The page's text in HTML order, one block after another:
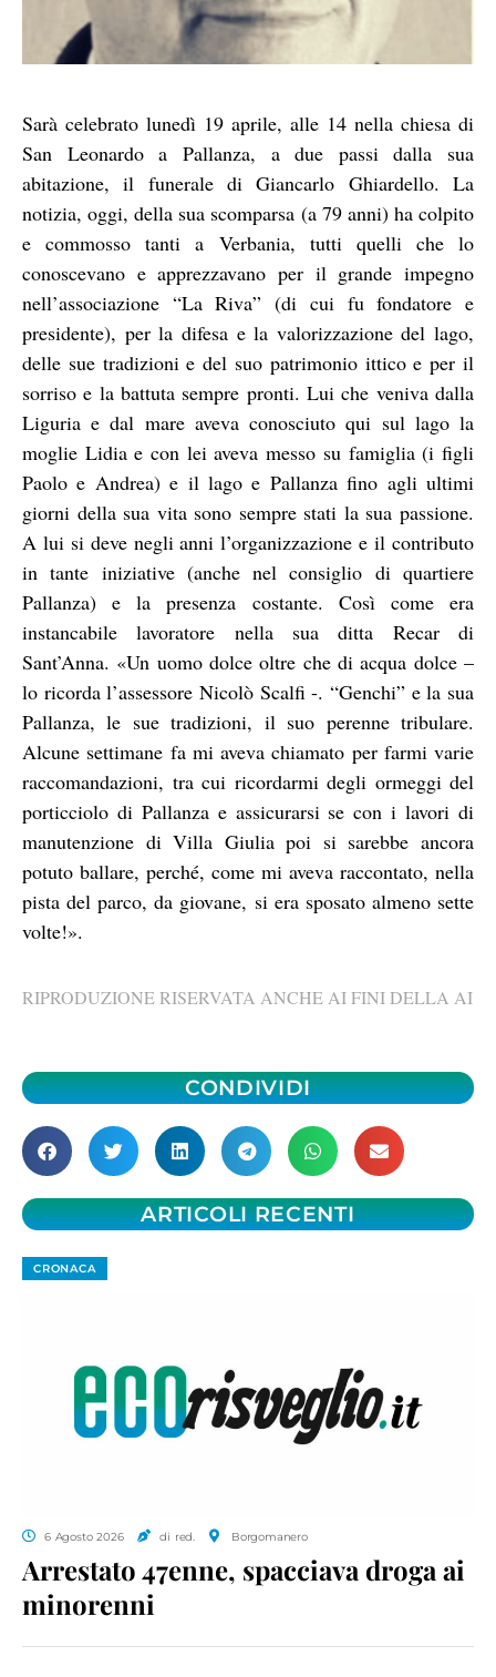
Sarà celebrato lunedì 19 aprile, alle 14 nella chiesa di
San Leonardo a Pallanza, a due passi dalla sua
abitazione, il funerale di Giancarlo Ghiardello. La
notizia, oggi, della sua scomparsa (a 79 anni) ha colpito
e commosso tanti a Verbania, tutti quelli che lo
conoscevano e apprezzavano per il grande impegno
nell’associazione “La Riva” (di cui fu fondatore e
presidente), per la difesa e la valorizzazione del lago,
delle sue tradizioni e del suo patrimonio ittico e per il
sorriso e la battuta sempre pronti. Lui che veniva dalla
Liguria e dal mare aveva conosciuto qui sul lago la
moglie Lidia e con lei aveva messo su famiglia (i figli
Paolo e Andrea) e il lago e Pallanza fino agli ultimi
giorni della sua vita sono sempre stati la sua passione.
A lui si deve negli anni l’organizzazione e il contributo
in tante iniziative (anche nel consiglio di quartiere
Pallanza) e la presenza costante. Così come era
instancabile lavoratore nella sua ditta Recar di
Sant’Anna. «Un uomo dolce oltre che di acqua dolce –
lo ricorda l’assessore Nicolò Scalfi -. “Genchi” e la sua
Pallanza, le sue tradizioni, il suo perenne tribulare.
Alcune settimane fa mi aveva chiamato per farmi varie
raccomandazioni, tra cui ricordarmi degli ormeggi del
porticciolo di Pallanza e assicurarsi se con i lavori di
manutenzione di Villa Giulia poi si sarebbe ancora
potuto ballare, perché, come mi aveva raccontato, nella
pista del parco, da giovane, si era sposato almeno sette
volte!».
RIPRODUZIONE RISERVATA ANCHE AI FINI DELLA AI
CONDIVIDI
ARTICOLI RECENTI
CRONACA
6 Agosto 2026 di red. Borgomanero
Arrestato 47enne, spacciava droga ai
minorenni